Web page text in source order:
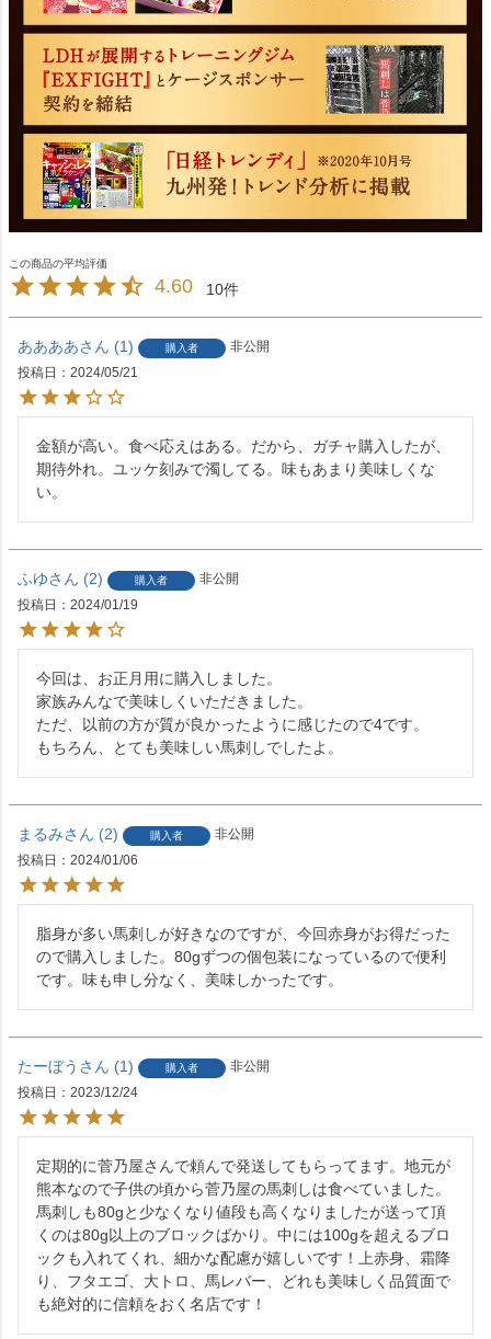
4.60 10
ああああ 1 購入者
非公開
投稿日
2024/05/21
金額が高い。食べ応えはある。だから、ガチャ購入したが、
期待外れ。ユッケ刻みで濁してる。味もあまり美味しくな
い。
ふゆ 2 購入者
非公開
投稿日
2024/01/19
今回は、お正月用に購入しました。
家族みんなで美味しくいただきました。
ただ、以前の方が質が良かったように感じたので4です。
もちろん、とても美味しい馬刺しでしたよ。
まるみ 2 購入者
非公開
投稿日
2024/01/06
脂身が多い馬刺しが好きなのですが、今回赤身がお得だった
ので購入しました。80gずつの個包装になっているので便利
です。味も申し分なく、美味しかったです。
たーぼう 1 購入者
非公開
投稿日
2023/12/24
定期的に菅乃屋さんで頼んで発送してもらってます。地元が
熊本なので子供の頃から菅乃屋の馬刺しは食べていました。
馬刺しも80gと少なくなり値段も高くなりましたが送って頂
くのは80g以上のブロックばかり。中には100gを超えるブロ
ックも入れてくれ、細かな配慮が嬉しいです！上赤身、霜降
り、フタエゴ、大トロ、馬レバー、どれも美味しく品質面で
も絶対的に信頼をおく名店です！